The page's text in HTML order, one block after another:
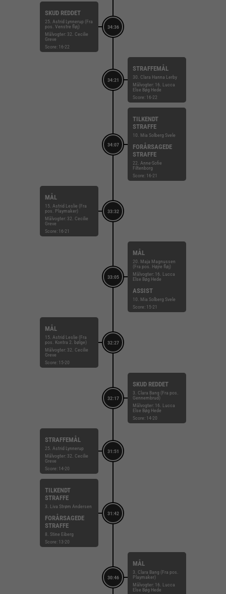
34:36
SKUD REDDET
25. Astrid Lynnerup (Fra
pos. Venstre fløj)
Målvogter: 32. Cecilie
Greve
Score: 16-22
34:21
STRAFFEMÅL
30. Clara Hanna Lerby
Målvogter: 16. Lucca
Else Bøg Hede
Score: 16-22
34:07
TILKENDT
STRAFFE
10. Mia Solberg Svele
FORÅRSAGEDE
STRAFFE
22. Anne-Sofie
Filtenborg
Score: 16-21
33:32
MÅL
15. Astrid Leslie (Fra
pos. Playmaker)
Målvogter: 32. Cecilie
Greve
Score: 16-21
33:05
MÅL
20. Maja Magnussen
(Fra pos. Højre fløj)
Målvogter: 16. Lucca
Else Bøg Hede
ASSIST
10. Mia Solberg Svele
Score: 15-21
32:27
MÅL
15. Astrid Leslie (Fra
pos. Kontra 2. bølge)
Målvogter: 32. Cecilie
Greve
Score: 15-20
32:17
SKUD REDDET
3. Clara Bang (Fra pos.
Gennembrud)
Målvogter: 16. Lucca
Else Bøg Hede
Score: 14-20
31:51
STRAFFEMÅL
25. Astrid Lynnerup
Målvogter: 32. Cecilie
Greve
Score: 14-20
31:42
TILKENDT
STRAFFE
3. Liva Strøm Andersen
FORÅRSAGEDE
STRAFFE
8. Stine Eiberg
Score: 13-20
30:46
MÅL
3. Clara Bang (Fra pos.
Playmaker)
Målvogter: 16. Lucca
Else Bøg Hede